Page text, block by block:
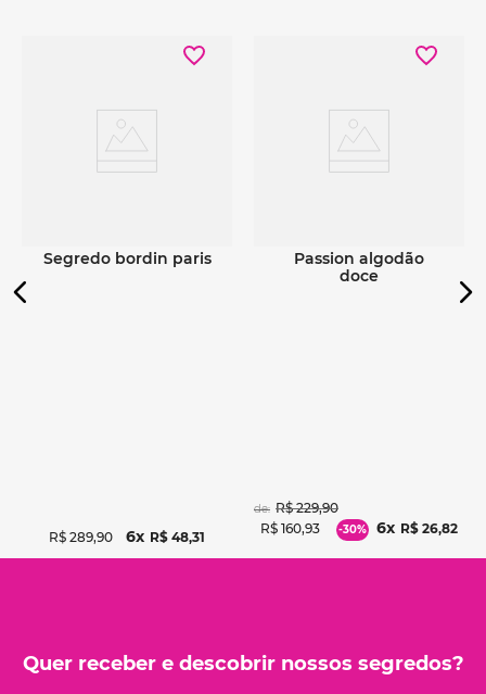
segredo bordin paris
R$ 289,90 6 R$ 48,31
passion algodão
doce
de: R$ 229,90
R$ 160,93 -30% 6 R$ 26,82
Quer receber e descobrir nossos segredos?